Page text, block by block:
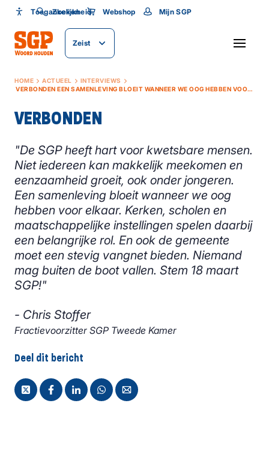
Toegankelijkheid
Toegankelijkheid
Lettergrootte
Zoeken Webshop Mijn SGP
Zeist
HOME ACTUEEL
INTERVIEWS
VERBONDEN EEN SAMENLEVING BLOEIT WANNEER WE OOG HEBBEN VOOR ELKAAR
VERBONDEN
"De SGP heeft hart voor kwetsbare mensen.
Niet iedereen kan makkelijk meekomen en
eenzaamheid groeit, ook onder jongeren.
Een samenleving bloeit wanneer we oog
hebben voor elkaar. Kerken, scholen en
maatschappelijke instellingen spelen daarbij
een belangrijke rol. En ook de gemeente
moet een stevig vangnet bieden. Niemand
mag buiten de boot vallen. Stem 18 maart
SGP!"
- Chris Stoffer
Fractievoorzitter SGP Tweede Kamer
Deel dit bericht